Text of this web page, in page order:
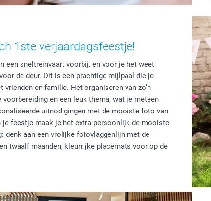
1ste verjaardagsfeestje!
een sneltreinvaart voorbij, en voor je het weet
de deur. Dit is een prachtige mijlpaal die je
en familie. Het organiseren van zo’n
en een leuk thema, wat je meteen
uitnodigingen met de mooiste foto van
je feestje maak je het extra persoonlijk de mooiste
denk aan een vrolijke fotovlaggenlijn met de
twaalf maanden, kleurrijke placemats voor op de